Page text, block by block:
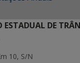
ESTADUAL DE
10, S/N